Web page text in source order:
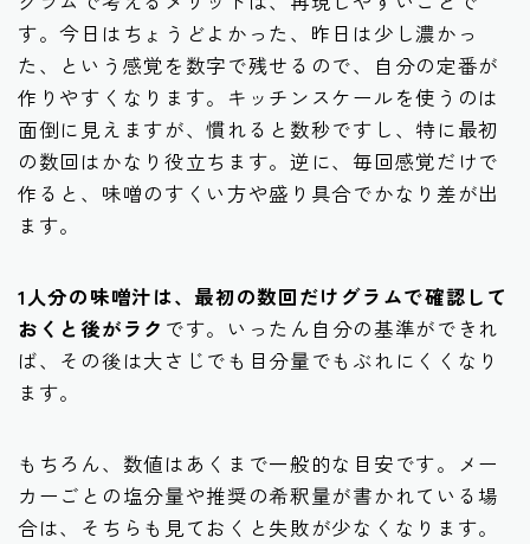
す。今日はちょうどよかった、昨日は少し濃かっ
た、という感覚を数字で残せるので、自分の定番が
作りやすくなります。キッチンスケールを使うのは
面倒に見えますが、慣れると数秒ですし、特に最初
の数回はかなり役立ちます。逆に、毎回感覚だけで
作ると、味噌のすくい方や盛り具合でかなり差が出
ます。
1人分の味噌汁は、最初の数回だけグラムで確認して
おくと後がラク です。いったん自分の基準ができれ
ば、その後は大さじでも目分量でもぶれにくくなり
ます。
もちろん、数値はあくまで一般的な目安です。メー
カーごとの塩分量や推奨の希釈量が書かれている場
合は、そちらも見ておくと失敗が少なくなります。